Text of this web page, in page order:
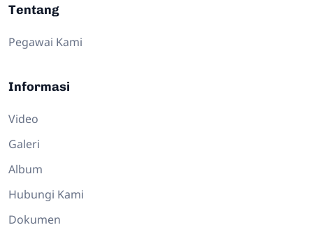
Tentang
Pegawai Kami
Informasi
Video
Galeri
Album
Hubungi Kami
Dokumen